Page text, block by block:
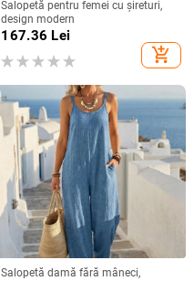
Salopetă pentru femei cu șireturi,
design modern
167.36 Lei
add_shopping_cart
Salopetă damă fără mâneci,